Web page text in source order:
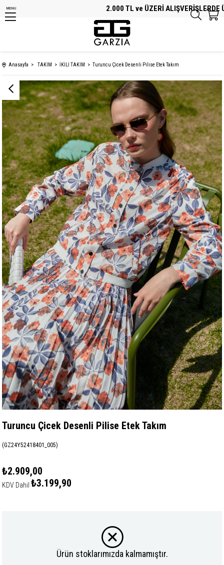
2.000 TL ve ÜZERİ ALIŞVERİŞLERDE
MENU
Anasayfa TAKIM İKİLİ TAKIM Turuncu Çicek Desenli Pilise Etek Takım
›
Turuncu Çicek Desenli Pilise Etek Takım
(GZ24Y52418401_005)
₺2.909,00
KDV Dahil ₺3.199,90
Ürün stoklarımızda kalmamıştır.